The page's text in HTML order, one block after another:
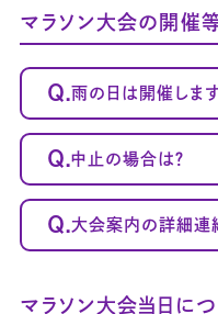
マラソン大会の開催
Q.雨の日は開催します
Q.中止の場合は？
Q.大会案内の詳細連
マラソン大会当日に